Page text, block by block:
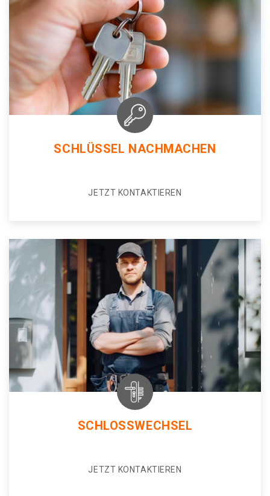
SCHLÜSSEL NACHMACHEN
JETZT KONTAKTIEREN
SCHLOSSWECHSEL
JETZT KONTAKTIEREN